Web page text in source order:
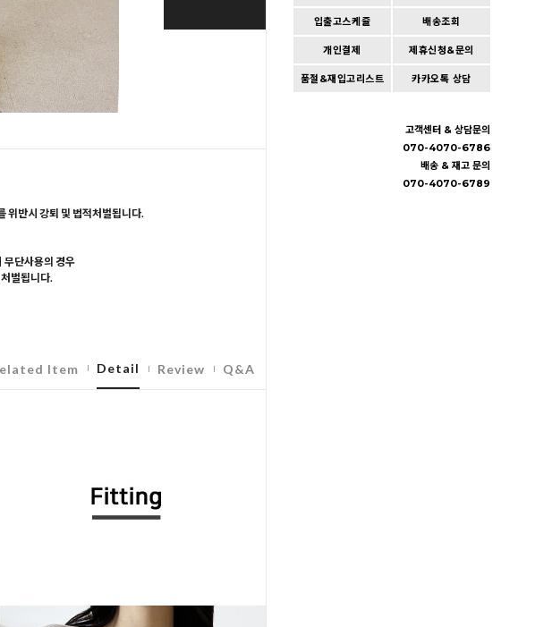
입출고스케쥴 배송조회
개인결제 제휴신청&문의
품절&재입고리스트 카카오톡 상담
고객센터 & 상담문의
070-4070-6786
배송 & 재고 문의
070-4070-6789
Wishlist
위반시 강퇴 및 법적처벌됩니다.
무단사용의 경우
벌됩니다.
Item Detail Review Q&A